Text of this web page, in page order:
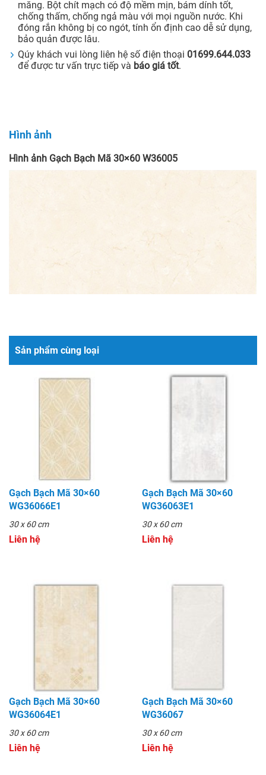
măng. Bột chít mạch có độ mềm mịn, bám dính tốt,
chống thấm, chống ngả màu với mọi nguồn nước. Khi
đóng rắn không bị co ngót, tính ổn định cao dễ sử dụng,
bảo quản được lâu.
Qúy khách vui lòng liên hệ số điện thoại 01699.644.033
để được tư vấn trực tiếp và báo giá tốt.
Hình ảnh
Hình ảnh Gạch Bạch Mã 30×60 W36005
Sản phẩm cùng loại
Gạch Bạch Mã 30×60
WG36066E1
30 x 60 cm
Liên hệ
Gạch Bạch Mã 30×60
WG36063E1
30 x 60 cm
Liên hệ
Gạch Bạch Mã 30×60
WG36064E1
30 x 60 cm
Liên hệ
Gạch Bạch Mã 30×60
WG36067
30 x 60 cm
Liên hệ